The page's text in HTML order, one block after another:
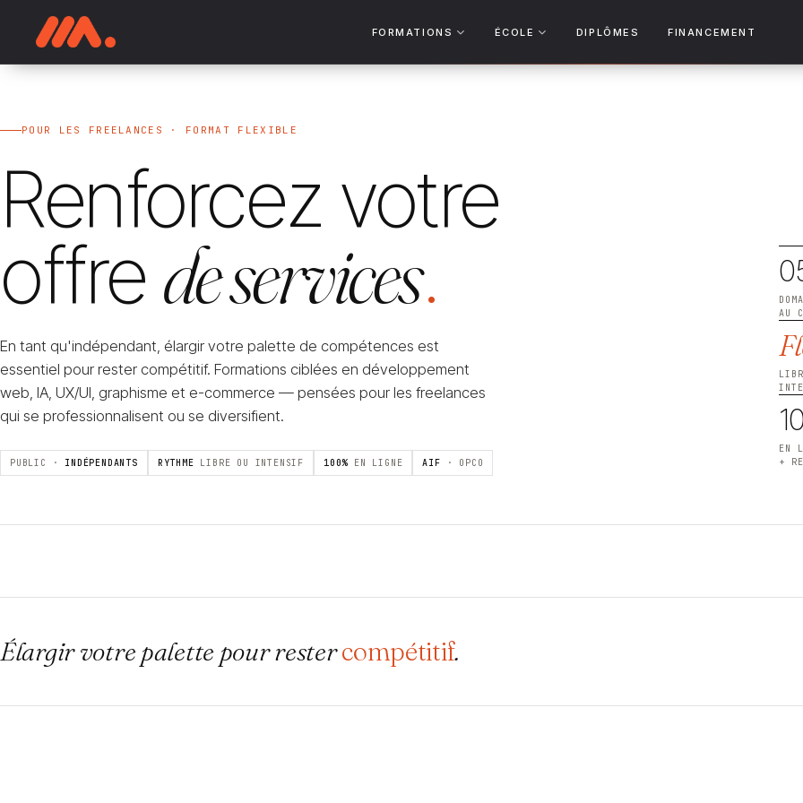
FORMATIONS ÉCOLE DIPLÔMES FINANCEMENT
POUR LES FREELANCES · FORMAT FLEXIBLE
Renforcez votre
offrede services.
En tant qu'indépendant, élargir votre palette de compétences est
essentiel pour rester compétitif. Formations ciblées en développement
web, IA, UX/UI, graphisme et e-commerce — pensées pour les freelances
qui se professionnalisent ou se diversifient.
PUBLIC · INDÉPENDANTS RYTHME LIBRE OU INTENSIF 100% EN LIGNE AIF · OPCO
AU
EN
+
Élargir votre palette pour restercompétitif.